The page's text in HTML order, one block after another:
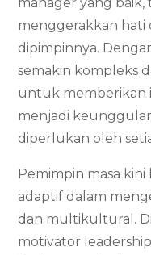
menggerakkan hati
dipimpinnya.
semakin kompleks
untuk memberikan
menjadi
diperlukan oleh
Pemimpin masa
adaptif dalam
dan multikultural.
motivator